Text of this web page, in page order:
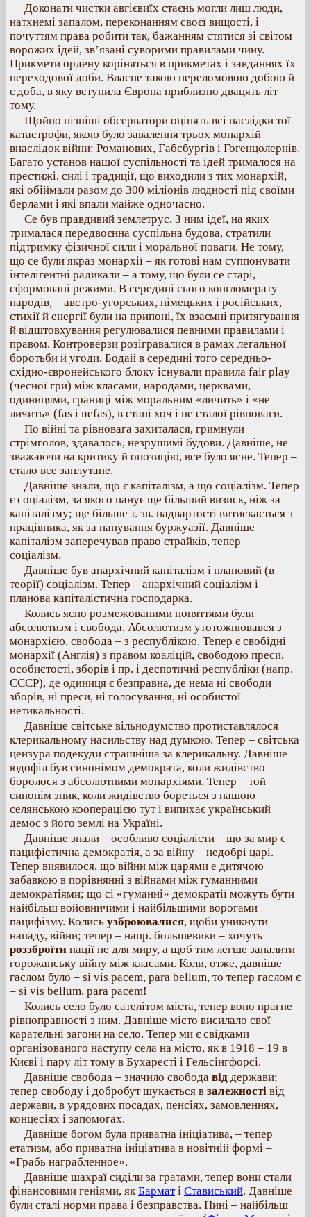
Доконати чистки авгієвиїх стаєнь могли лиш люди,
натхнемі запалом, переконанням своєї вищості, і
почуттям права робити так, бажанням стятися зі світом
ворожих ідей, зв’язані суворими правилами чину.
Прикмети ордену коріняться в прикметах і завданнях їх
переходової доби. Власне такою переломовою добою й
є доба, в яку вступила Європа приблизно двацять літ
тому.
Щойно пізніші обсерватори оцінять всі наслідки тої
катастрофи, якою було завалення трьох монархій
внаслідок війни: Романових, Габсбургів і Гогенцолернів.
Багато установ нашої суспільності та ідей трималося на
престижі, силі і традиції, що виходили з тих монархій,
які обіймали разом до 300 міліонів людності під своїми
берлами і які впали майже одночасно.
Се був правдивий землетрус. З ним ідеї, на яких
трималася передвоєнна суспільна будова, стратили
підтримку фізичної сили і моральної поваги. Не тому,
що се були якраз монархії – як готові нам суппонувати
інтелігентні радикали – а тому, що були се старі,
сформовані режими. В середині сього конгломерату
народів, – австро-угорських, німецьких і російських, –
стихії й енергії були на припоні, їх взаємні притягування
й відштовхування регулювалися певними правилами і
правом. Контроверзи розігравалися в рамах легальної
боротьби й угоди. Бодай в середині того середньо-
східно-євронейського блоку існували правила fair play
(чесної гри) між класами, народами, церквами,
одиницями, границі між моральним «личить» і «не
личить» (fas i nefas), в стані хоч і не сталої рівноваги.
По війні та рівновага захиталася, гримнули
стрімголов, здавалось, незрушимі будови. Давніше, не
зважаючи на критику й опозицію, все було ясне. Тепер –
стало все заплутане.
Давніше знали, що є капіталізм, а що соціалізм. Тепер
є соціалізм, за якого панує ще більший визиск, ніж за
капіталізму; ще більше т. зв. надвартості витискається з
працівника, як за панування буржуазії. Давніше
капіталізм заперечував право страйків, тепер –
соціалізм.
Давніше був анархічний капіталізм і плановий (в
теорії) соціалізм. Тепер – анархічний соціалізм і
планова капіталістична господарка.
Колись ясно розмежованими поняттями були –
абсолютизм і свобода. Абсолютизм утотожнювався з
монархією, свобода – з республікою. Тепер є свобідні
монархії (Англія) з правом коаліцій, свободою преси,
особистості, зборів і пр. і деспотичні республіки (напр.
СССР), де одиниця є безправна, де нема ні свободи
зборів, ні преси, ні голосування, ні особистої
нетикальності.
Давніше світське вільнодумство протиставлялося
клерикальному насильству над думкою. Тепер – світська
цензура подекуди страшніша за клерикальну. Давніше
юдофіл був синонімом демократа, коли жидівство
боролося з абсолютними монархіями. Тепер – той
синонім зник, коли жидівство бореться з нашою
селянською кооперацією тут і випихає український
демос з його землі на Україні.
Давніше знали – особливо соціалісти – що за мир є
пацифістична демократія, а за війну – недобрі царі.
Тепер виявилося, що війни між царями е дитячою
забавкою в порівнянні з війнами між гуманними
демократіями; що сі «гуманні» демократії можуть бути
найбільш войовничими і найбільшими ворогами
пацифізму. Колись узброювалися, щоби уникнути
нападу, війни; тепер – напр. большевики – хочуть
роззброїти нації не для миру, а щоб тим легше запалити
горожанську війну між класами. Коли, отже, давніше
гаслом було – si vis pacem, para bellum, то тепер гаслом є
– si vis bellum, para pacem!
Колись село було сателітом міста, тепер воно прагне
рівноправності з ним. Давніше місто висилало свої
карательні загони на село. Тепер ми є свідками
організованого наступу села на місто, як в 1918 – 19 в
Києві і пару літ тому в Бухаресті і Гельсінгфорсі.
Давніше свобода – значило свобода від держави;
тепер свободу і добробут шукається в залежності від
держави, в урядових посадах, пенсіях, замовленнях,
концесіях і запомогах.
Давніше богом була приватна ініціатива, – тепер
етатизм, або приватна ініціатива в новітній формі –
«Грабь награбленное».
Давніше шахраї сиділи за гратами, тепер вони стали
фінансовими геніями, якБарматі Стависький. Давніше
були сталі норми права і безправства. Нині – найбільш